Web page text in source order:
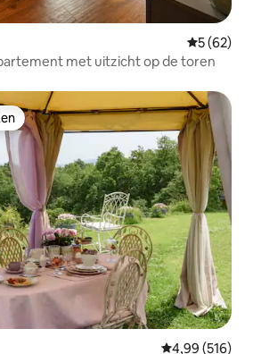
5 (62)
met uitzicht op de toren
Gemiddelde
4,99 (516)